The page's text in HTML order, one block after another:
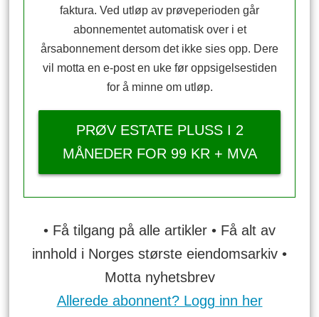
faktura. Ved utløp av prøveperioden går
abonnementet automatisk over i et
årsabonnement dersom det ikke sies opp. Dere
vil motta en e-post en uke før oppsigelsestiden
for å minne om utløp.
PRØV ESTATE PLUSS I 2
MÅNEDER FOR 99 KR + MVA
• Få tilgang på alle artikler • Få alt av
innhold i Norges største eiendomsarkiv •
Motta nyhetsbrev
Allerede abonnent? Logg inn her